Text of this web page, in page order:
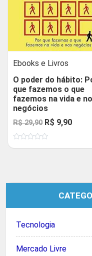
Ebooks e Livros
O poder do hábito:
que fazemos o que
fazemos na vida e
negócios
R$29,90 O
preço
original
R$ 9,90O
atual
Tecnologia
Mercado Livre